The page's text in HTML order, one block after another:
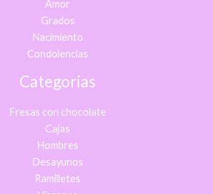
Amor
Grados
Nacimiento
Condolencias
Categorias
Fresas con chocolate
Cajas
Hombres
Desayunos
Ramilletes